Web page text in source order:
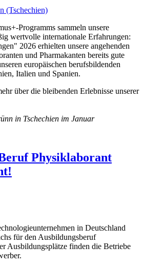
Programms sammeln unsere
wertvolle internationale Erfahrungen:
2026 erhielten unsere angehenden
und Pharmakanten bereits gute
europäischen berufsbildenden
Italien und Spanien.
über die bleibenden Erlebnisse unserer
in Tschechien im Januar
Physiklaborant
in Deutschland
für den Ausbildungsberuf
Ausbildungsplätze finden die Betriebe